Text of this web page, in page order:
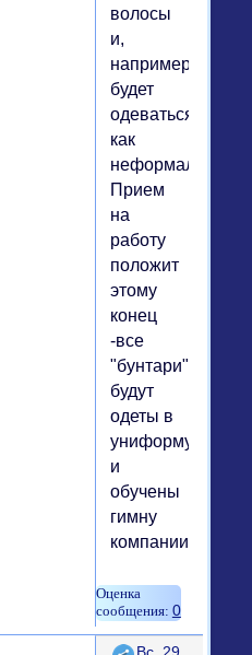
волосы
и,
например,
будет
одеваться
как
неформал.
Прием
на
работу
положит
этому
конец
-все
"бунтари"
будут
одеты в
униформу
и
обучены
гимну
компании.
0